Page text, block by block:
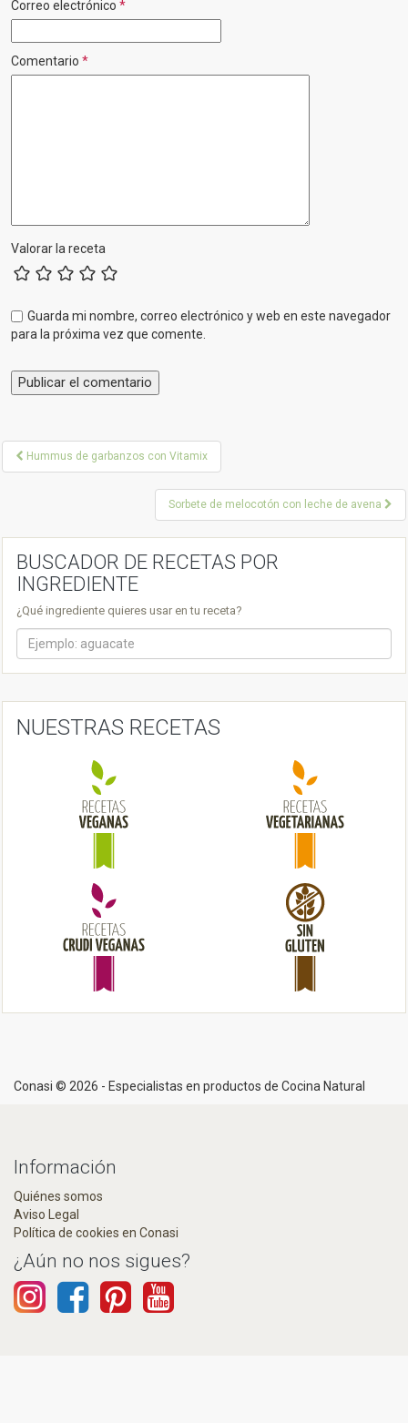
Correo electrónico *
Comentario *
Valorar la receta
Guarda mi nombre, correo electrónico y web en este navegador
para la próxima vez que comente.
P
t
i
g
Hummus de garbanzos con Vitamix
Sorbete de melocotón con leche de avena
BUSCADOR DE RECETAS POR
INGREDIENTE
¿Qué ingrediente quieres usar en tu receta?
NUESTRAS RECETAS
Conasi © 2026 - Especialistas en productos de Cocina Natural
Información
Quiénes somos
Aviso Legal
Política de cookies en Conasi
¿Aún no nos sigues?